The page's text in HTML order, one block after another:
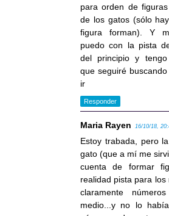
para orden de
de los gatos (sólo
figura forman). Y
puedo con la pista
del principio y
que seguiré
ir
Responder
Maria Rayen 16/10/18,
Estoy trabada, pero
gato (que a mí me
cuenta de formar
realidad pista para los
claramente
medio...y no lo